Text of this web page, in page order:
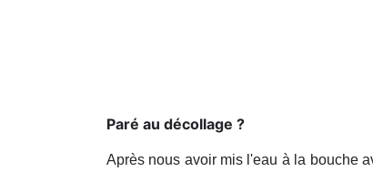
Paré au décollage ?
Après nous avoir mis l'eau à la bouche